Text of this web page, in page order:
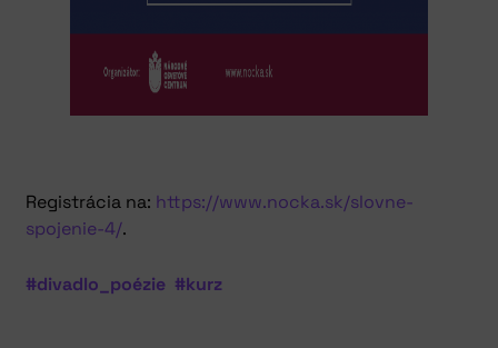
Registrácia na: https://www.nocka.sk/slovne-
spojenie-4/.
#divadlo_poézie #kurz